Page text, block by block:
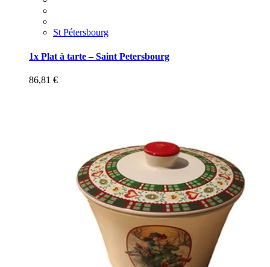
St Pétersbourg
1x Plat à tarte – Saint Petersbourg
86,81 €